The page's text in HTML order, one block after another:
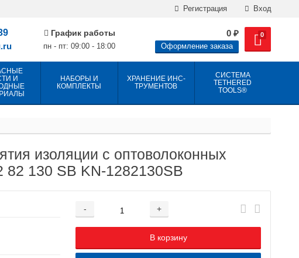
Регистрация Вход
График работы
пн - пт: 09:00 - 18:00
0
0 ₽
Оформление заказа
И
НАБОРЫ И
КОМПЛЕКТЫ
ХРАНЕНИЕ ИНС­
ТРУ­МЕН­ТОВ
СИСТЕМА
TETHERED
TOOLS®
изоляции с оптоволоконных
82 130 SB KN-1282130SB
- +
Добавляется...
В корзину
Добавлен